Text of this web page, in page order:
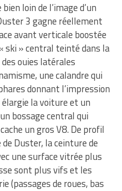
loin de l’image d’un
3 gagne réellement
avant verticale boostée
ski » central teinté dans la
ouies latérales
une calandre qui
donnant l’impression
élargie la voiture et un
bossage central qui
un gros V8. De profil
Duster, la ceinture de
une surface vitrée plus
sont plus vifs et les
(passages de roues, bas